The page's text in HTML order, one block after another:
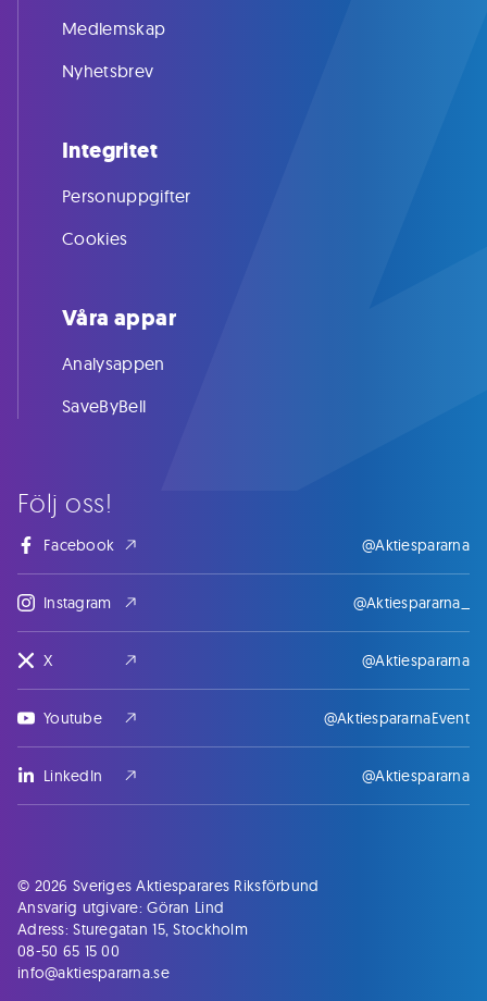
Följ oss!
Facebook @Aktiespararna
Instagram @Aktiespararna_
X @Aktiespararna
Youtube @AktiespararnaEvent
LinkedIn @Aktiespararna
Medlemskap
Nyhetsbrev
Integritet
Personuppgifter
Cookies
Våra appar
Analysappen
SaveByBell
© 2026 Sveriges Aktiesparares Riksförbund
Ansvarig utgivare: Göran Lind
Adress: Sturegatan 15, Stockholm
08-50 65 15 00
info@aktiespararna.se